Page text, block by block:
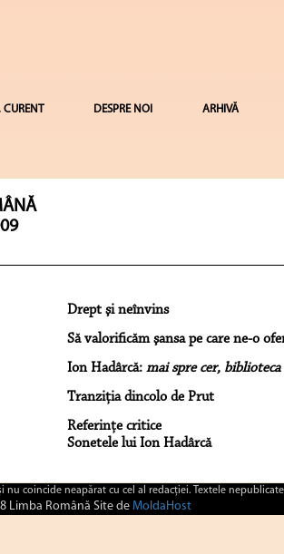
CURENT DESPRE NOI ARHIVĂ
Drept şi neînvins
Să valorificăm şansa pe care ne-o
Ion Hadârcă: mai spre cer, biblioteca
Tranziţia dincolo de Prut
Referinţe critice
Sonetele lui Ion Hadârcă
coincide neapărat cu cel al redacţiei. Textele
Limba Română Site deMoldaHost